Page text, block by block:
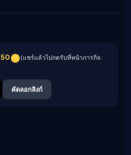
50
(แชร์แล้วไปกดรับที่หน้าภารกิจ ·
คัดลอกลิงก์